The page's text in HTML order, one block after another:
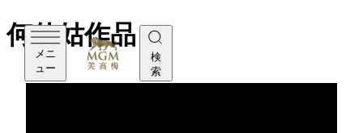
メニ
ュー
検
索
何仙姑作品